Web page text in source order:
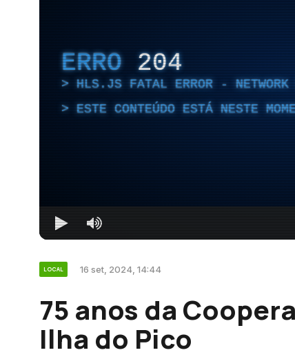
ERRO 204
HLS.JS FATAL ERROR - NETWORK
ESTE CONTEÚDO ESTÁ NESTE
LOCAL 16 set, 2024, 14:44
75 anos da
Ilha do Pico